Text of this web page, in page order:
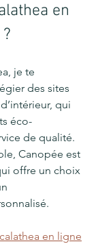
en
je te
des sites
qui
éco-
de qualité.
Canopée est
offre un choix
en ligne